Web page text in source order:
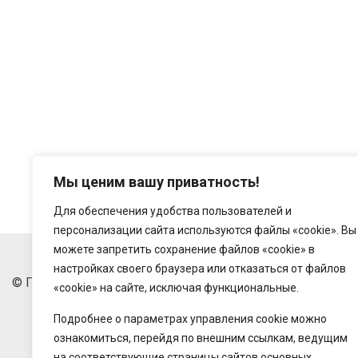
Мы ценим вашу приватность!
Для обеспечения удобства пользователей и
персонализации сайта используются файлы «cookie». Вы
можете запретить сохранение файлов «cookie» в
настройках своего браузера или отказаться от файлов
«cookie» на сайте, исключая функциональные.
Подробнее о параметрах управления cookie можно
ознакомиться, перейдя по внешним ссылкам, ведущим
© Государственное предприятие "Беларусьторг", 2018-